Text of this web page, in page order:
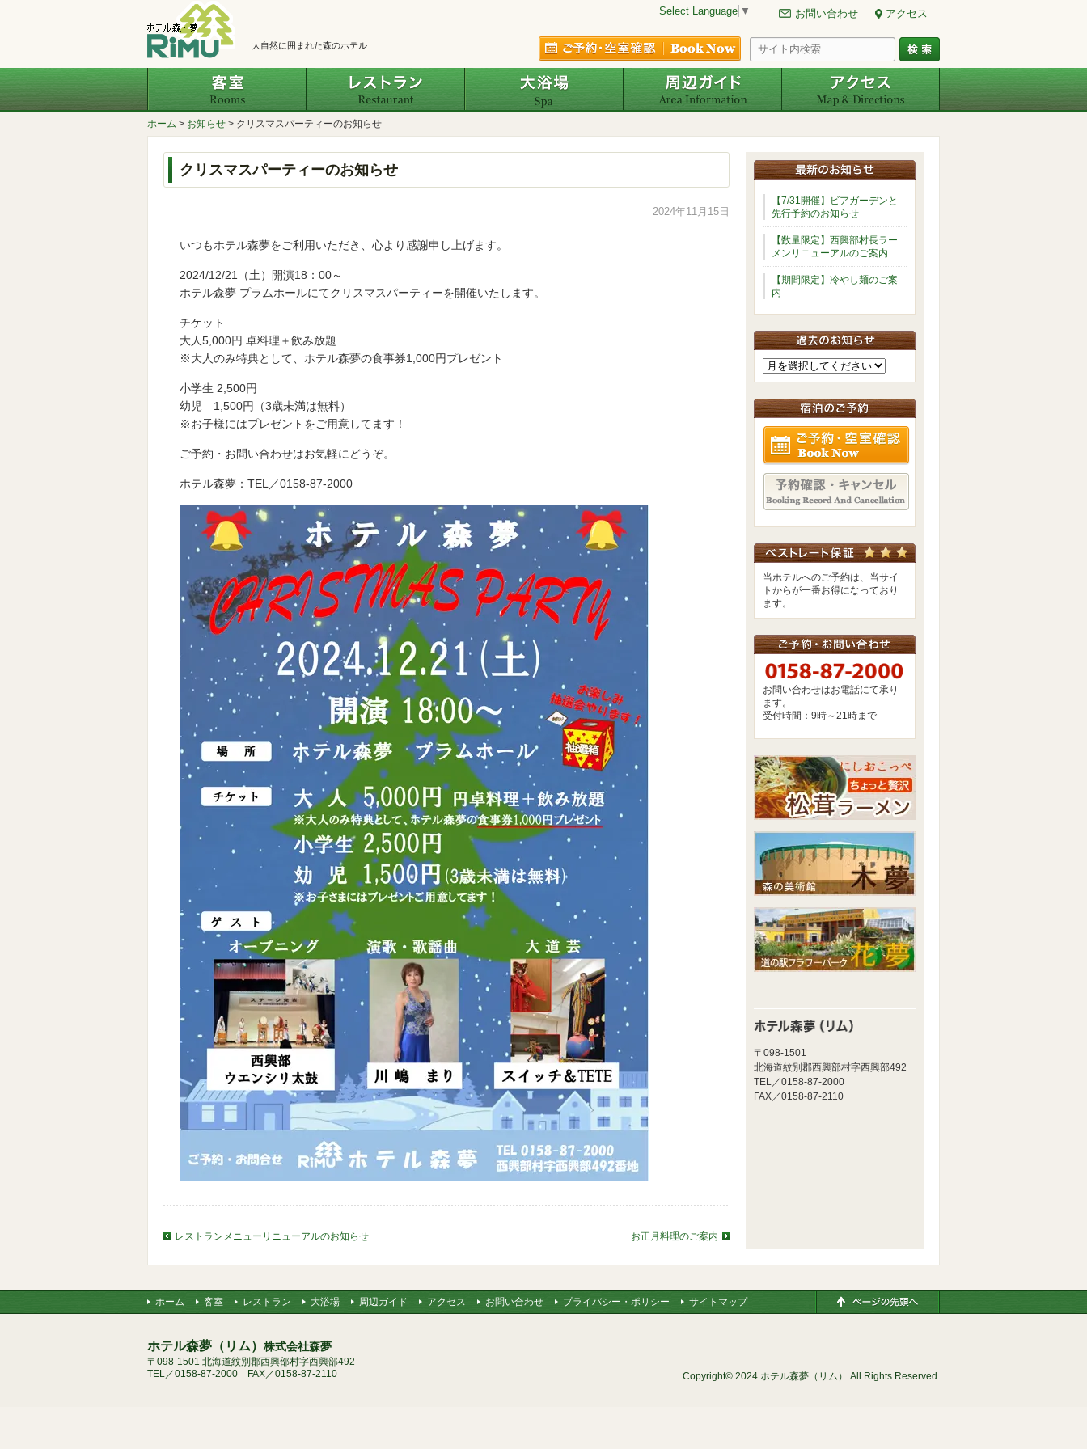
大自然に囲まれた森のホテル ご予約・空室確認
Select Language ▼ お問い合わせ アクセス
客室 レストラン 大浴場 周辺ガイド アクセス
ホーム > お知らせ > クリスマスパーティーのお知らせ
クリスマスパーティーのお知らせ
2024年11月15日
いつもホテル森夢をご利用いただき、心より感謝申し上げます。
2024/12/21（土）開演18：00～
ホテル森夢 プラムホールにてクリスマスパーティーを開催いたします。
チケット
大人5,000円 卓料理＋飲み放題
※大人のみ特典として、ホテル森夢の食事券1,000円プレゼント
小学生 2,500円
幼児 1,500円（3歳未満は無料）
※お子様にはプレゼントをご用意してます！
ご予約・お問い合わせはお気軽にどうぞ。
ホテル森夢：TEL／0158-87-2000
レストランメニューリニューアルのお知らせ お正月料理のご案内
【7/31開催】ビアガーデンと
先行予約のお知らせ
【数量限定】西興部村長ラー
メンリニューアルのご案内
【期間限定】冷やし麺のご案
内
当ホテルへのご予約は、当サイ
トからが一番お得になっており
ます。
お問い合わせはお電話にて承り
ます。
受付時間：9時～21時まで
〒098-1501
北海道紋別郡西興部村字西興部492
TEL／0158-87-2000
FAX／0158-87-2110
ホーム 客室 レストラン 大浴場 周辺ガイド アクセス お問い合わせ プライバシー・ポリシー サイトマップ
ホテル森夢（リム） 株式会社森夢
〒098-1501 北海道紋別郡西興部村字西興部492
TEL／0158-87-2000 FAX／0158-87-2110
Copyright© 2024 ホテル森夢（リム） All Rights Reserved.